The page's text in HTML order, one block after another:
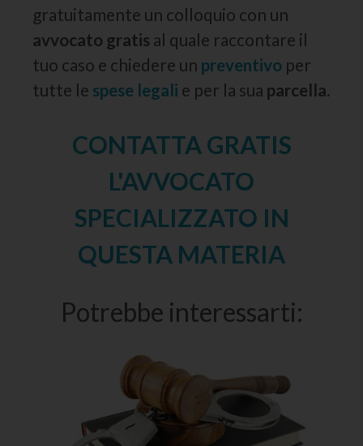
gratuitamente un colloquio con un
avvocato gratis al quale raccontare il
tuo caso e chiedere un preventivo per
tutte le spese legali e per la sua parcella.
CONTATTA GRATIS
L'AVVOCATO
SPECIALIZZATO IN
QUESTA MATERIA
Potrebbe interessarti: